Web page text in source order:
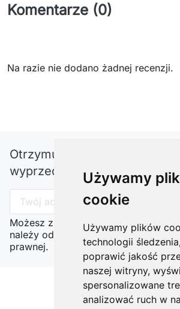
Używamy
cookie
Używamy plików
technologii
poprawić jakość
naszej witryny,
spersonalizowane
analizować ruch w
Komentarze (0)
Na razie nie dodano żadnej recenzji.
Otrzymuj informację o
wyprzedażach
Możesz zrezygnować w każdej
należy odnaleźć szczegóły w naszej
prawnej.